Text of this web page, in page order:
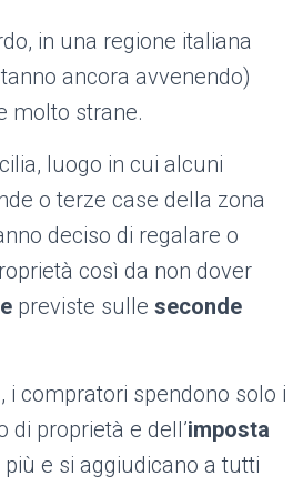
in una regione italiana
ancora avvenendo)
molto strane.
luogo in cui alcuni
o terze case della zona
deciso di regalare o
così da non dover
previste sulle seconde
i compratori spendono solo i
di proprietà e dell’imposta
più e si aggiudicano a tutti